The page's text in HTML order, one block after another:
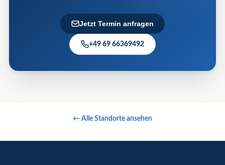
Jetzt Termin anfragen
+49 69 66369492
← Alle Standorte ansehen